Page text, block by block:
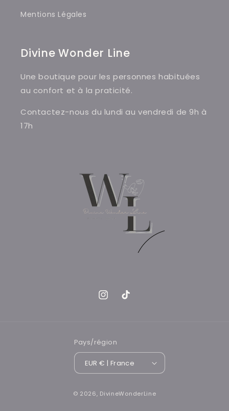
Mentions Légales
Divine Wonder Line
Une boutique pour les personnes habituées
au confort et à la praticité.
Contactez-nous du lundi au vendredi de 9h à
17h
Instagram
TikTok
Pays/région
EUR € | France
© 2026, DivineWonderLine